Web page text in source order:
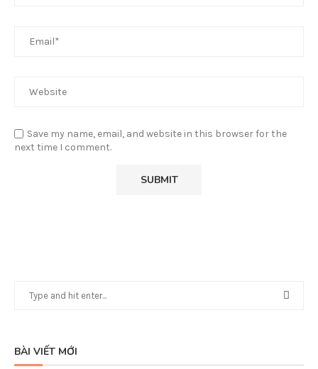
Save my name, email, and website in this browser for the
next time I comment.
BÀI VIẾT MỚI